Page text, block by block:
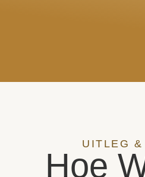
UITLEG
Hoe